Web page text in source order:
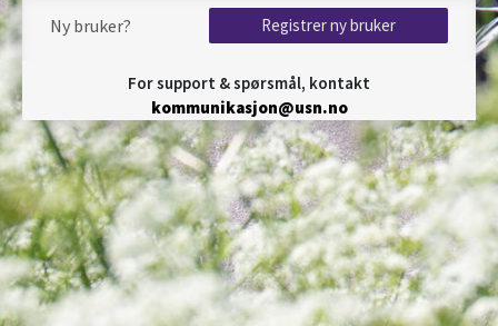
Ny bruker? Registrer ny bruker
For support & spørsmål, kontakt
kommunikasjon@usn.no